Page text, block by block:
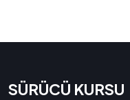
SÜRÜCÜ KURSU